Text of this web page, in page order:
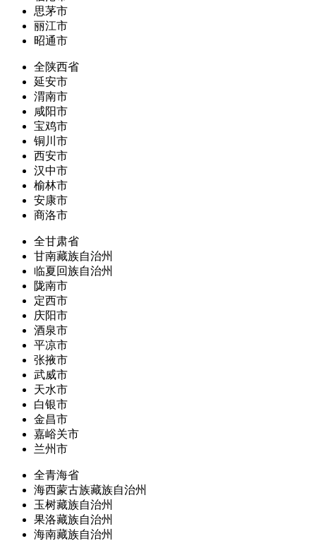
思茅市
丽江市
昭通市
全陕西省
延安市
渭南市
咸阳市
宝鸡市
铜川市
西安市
汉中市
榆林市
安康市
商洛市
全甘肃省
甘南藏族自治州
临夏回族自治州
陇南市
定西市
庆阳市
酒泉市
平凉市
张掖市
武威市
天水市
白银市
金昌市
嘉峪关市
兰州市
全青海省
海西蒙古族藏族自治州
玉树藏族自治州
果洛藏族自治州
海南藏族自治州